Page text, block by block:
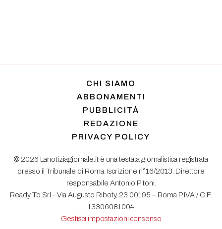
CHI SIAMO
ABBONAMENTI
PUBBLICITÀ
REDAZIONE
PRIVACY POLICY
© 2026 Lanotiziagiornale.it è una testata giornalistica registrata
presso il Tribunale di Roma. Iscrizione n°16/2013. Direttore
responsabile Antonio Pitoni.
Ready To Srl - Via Augusto Riboty, 23 00195 – Roma P.IVA / C.F.
13306081004
Gestisci impostazioni consenso